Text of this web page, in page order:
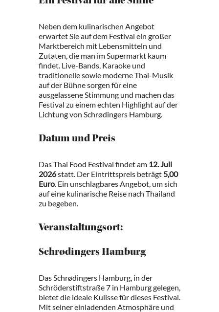
Neben dem kulinarischen Angebot
erwartet Sie auf dem Festival ein großer
Marktbereich mit Lebensmitteln und
Zutaten, die man im Supermarkt kaum
findet. Live-Bands, Karaoke und
traditionelle sowie moderne Thai-Musik
auf der Bühne sorgen für eine
ausgelassene Stimmung und machen das
Festival zu einem echten Highlight auf der
Lichtung von Schrødingers Hamburg.
Datum und Preis
Das Thai Food Festival findet am 12. Juli
2026statt. Der Eintrittspreis beträgt 5,00
Euro. Ein unschlagbares Angebot, um sich
auf eine kulinarische Reise nach Thailand
zu begeben.
Veranstaltungsort:
Schrødingers Hamburg
Das Schrødingers Hamburg, in der
Schröderstiftstraße 7 in Hamburg gelegen,
bietet die ideale Kulisse für dieses Festival.
Mit seiner einladenden Atmosphäre und